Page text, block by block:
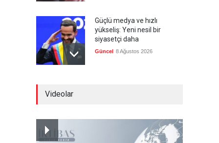
Güçlü medya ve hızlı
yükseliş: Yeni nesil bir
siyasetçi daha
Güncel 8 Ağustos 2026
Videolar